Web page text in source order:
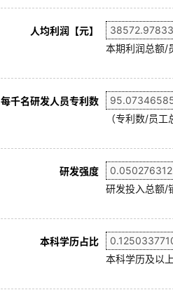
人均利润【元】
本期利润总额/
每千名研发人员专利数
（专利数/员
研发强度
研发投入总额/
本科学历占比
本科学历及以